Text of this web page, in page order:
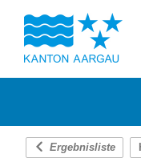
Ergebnisliste